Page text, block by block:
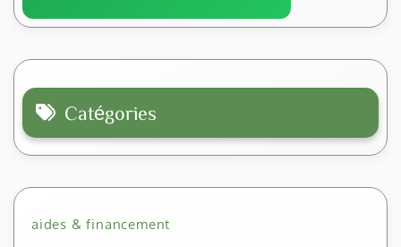
Catégories
aides & financement